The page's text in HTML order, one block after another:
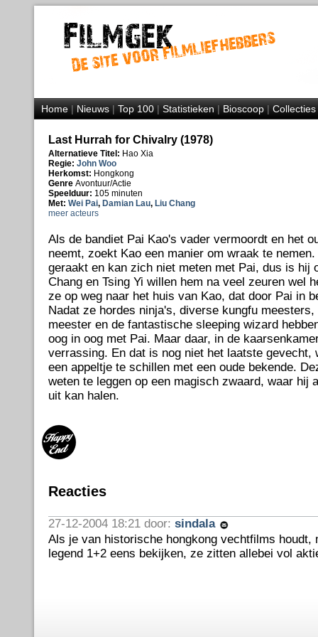
Home|Nieuws|Top 100|Statistieken|Bioscoop|Collecties
Last Hurrah for Chivalry (1978)
Alternatieve Titel: Hao Xia
Regie: John Woo
Herkomst: Hongkong
Genre Avontuur/Actie
Speelduur: 105 minuten
Met: Wei Pai, Damian Lau, Liu Chang
meer acteurs
Als de bandiet Pai Kao's vader vermoordt en het
neemt, zoekt Kao een manier om wraak te
geraakt en kan zich niet meten met Pai, dus is hij
Chang en Tsing Yi willen hem na veel zeuren wel
ze op weg naar het huis van Kao, dat door Pai in
Nadat ze hordes ninja's, diverse kungfu
meester en de fantastische sleeping wizard
oog in oog met Pai. Maar daar, in de
verrassing. En dat is nog niet het laatste gevecht,
een appeltje te schillen met een oude bekende.
weten te leggen op een magisch zwaard, waar hij
uit kan halen.
Reacties
27-12-2004 18:21 door: sindala
Als je van historische hongkong vechtfilms houdt,
legend 1+2 eens bekijken, ze zitten allebei vol